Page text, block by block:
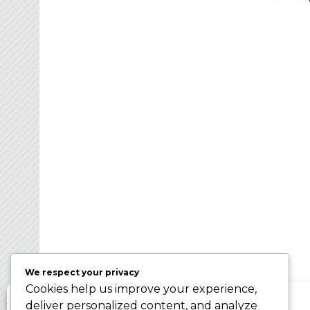
Gérer le consentement aux cookies
We respect your privacy
Cookies help us improve your experience,
deliver personalized content, and analyze